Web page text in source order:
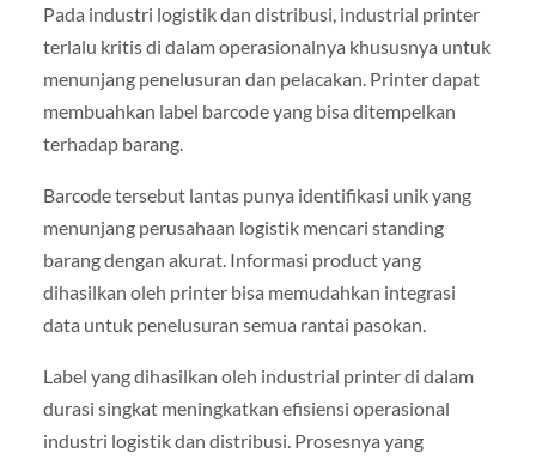
Pada industri logistik dan distribusi, industrial printer
terlalu kritis di dalam operasionalnya khususnya untuk
menunjang penelusuran dan pelacakan. Printer dapat
membuahkan label barcode yang bisa ditempelkan
terhadap barang.
Barcode tersebut lantas punya identifikasi unik yang
menunjang perusahaan logistik mencari standing
barang dengan akurat. Informasi product yang
dihasilkan oleh printer bisa memudahkan integrasi
data untuk penelusuran semua rantai pasokan.
Label yang dihasilkan oleh industrial printer di dalam
durasi singkat meningkatkan efisiensi operasional
industri logistik dan distribusi. Prosesnya yang